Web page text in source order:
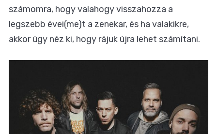
számomra, hogy valahogy visszahozza a
legszebb évei(me)t a zenekar, és ha valakikre,
akkor úgy néz ki, hogy rájuk újra lehet számítani.